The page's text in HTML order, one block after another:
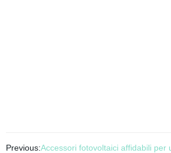
Previous:Accessori fotovoltaici affidabili